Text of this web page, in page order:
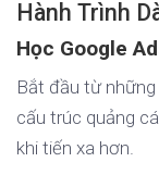
Hành Trình
Học Google
Bắt đầu từ
cấu trúc quảng
khi tiến xa hơn.